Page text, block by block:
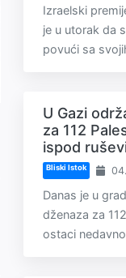
Izraelski
je u utorak da
povući sa
U Gazi
za 112
ispod
Bliski Istok
Danas je u
dženaza za
ostaci